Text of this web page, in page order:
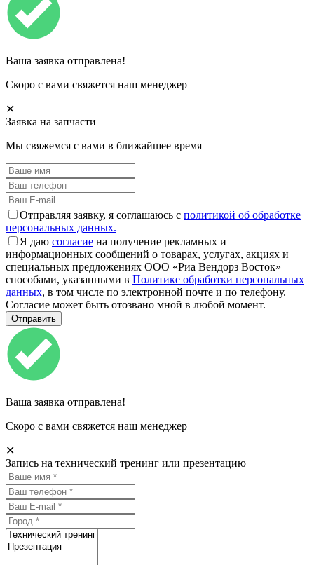
Ваша заявка отправлена!
Скоро с вами свяжется наш менеджер
✕
Заявка на запчасти
Мы свяжемся с вами в ближайшее время
Отправляя заявку, я соглашаюсь с политикой об обработке
персональных данных.
Я даю согласие на получение рекламных и
информационных сообщений о товарах, услугах, акциях и
специальных предложениях ООО «Риа Вендорз Восток»
способами, указанными в Политике обработки персональных
данных, в том числе по электронной почте и по телефону.
Согласие может быть отозвано мной в любой момент.
Ваша заявка отправлена!
Скоро с вами свяжется наш менеджер
✕
Запись на технический тренинг или презентацию